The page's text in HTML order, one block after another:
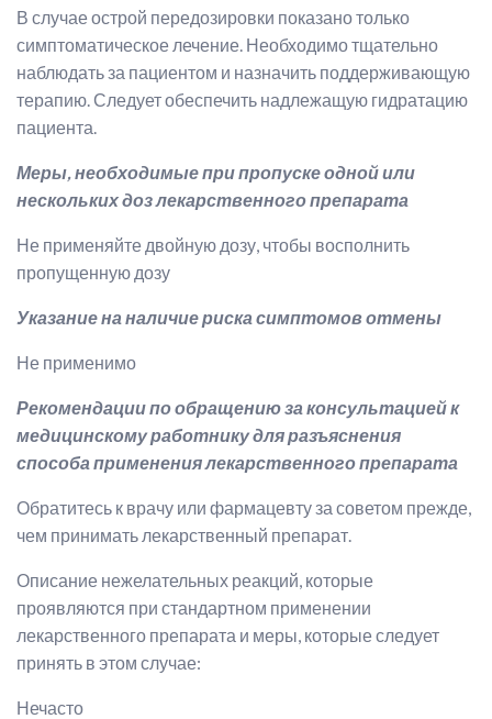
В случае острой передозировки показано только
симптоматическое лечение. Необходимо тщательно
наблюдать за пациентом и назначить поддерживающую
терапию. Следует обеспечить надлежащую гидратацию
пациента.
Меры, необходимые при пропуске одной или
нескольких доз лекарственного препарата
Не применяйте двойную дозу, чтобы восполнить
пропущенную дозу
Указание на наличие риска симптомов отмены
Не применимо
Рекомендации по обращению за консультацией к
медицинскому работнику для разъяснения
способа применения лекарственного препарата
Обратитесь к врачу или фармацевту за советом прежде,
чем принимать лекарственный препарат.
Описание нежелательных реакций, которые
проявляются при стандартном применении
лекарственного препарата и меры, которые следует
принять в этом случае:
Нечасто